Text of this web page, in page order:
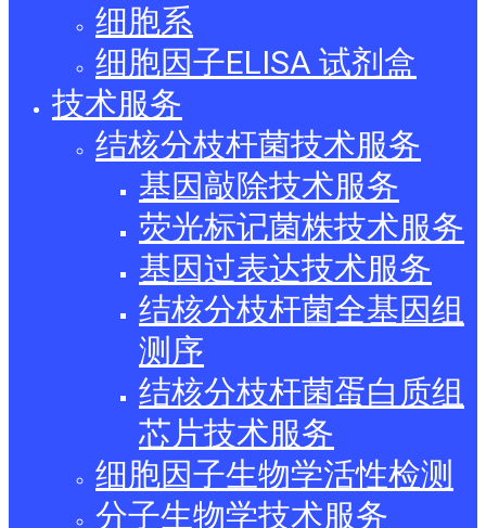
细胞系
细胞因子ELISA 试剂盒
技术服务
结核分枝杆菌技术服务
基因敲除技术服务
荧光标记菌株技术服务
基因过表达技术服务
结核分枝杆菌全基因组
测序
结核分枝杆菌蛋白质组
芯片技术服务
细胞因子生物学活性检测
分子生物学技术服务